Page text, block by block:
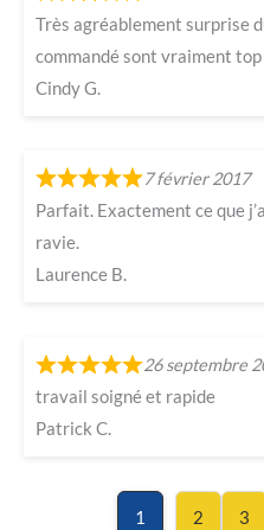
Très agréablement surprise
commandé sont vraiment
Cindy G.
7 février 2017
Parfait. Exactement ce que
ravie.
Laurence B.
26 septembre
travail soigné et rapide
Patrick C.
1 2 3